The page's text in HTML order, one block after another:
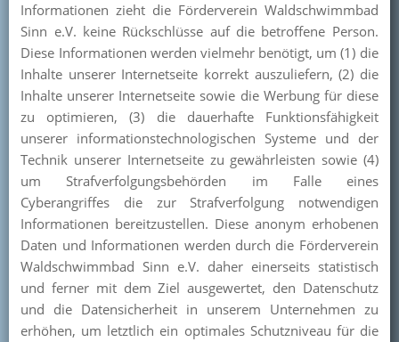
Informationen zieht die Förderverein Waldschwimmbad
Sinn e.V. keine Rückschlüsse auf die betroffene Person.
Diese Informationen werden vielmehr benötigt, um (1) die
Inhalte unserer Internetseite korrekt auszuliefern, (2) die
Inhalte unserer Internetseite sowie die Werbung für diese
zu optimieren, (3) die dauerhafte Funktionsfähigkeit
unserer informationstechnologischen Systeme und der
Technik unserer Internetseite zu gewährleisten sowie (4)
um Strafverfolgungsbehörden im Falle eines
Cyberangriffes die zur Strafverfolgung notwendigen
Informationen bereitzustellen. Diese anonym erhobenen
Daten und Informationen werden durch die Förderverein
Waldschwimmbad Sinn e.V. daher einerseits statistisch
und ferner mit dem Ziel ausgewertet, den Datenschutz
und die Datensicherheit in unserem Unternehmen zu
erhöhen, um letztlich ein optimales Schutzniveau für die